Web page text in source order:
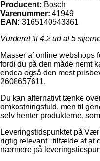
Producent: Bosch
Varenummer: 41949
EAN: 3165140543361
Vurderet til 4.2 ud af 5
Masser af online webshops
fordi du på den måde nemt
endda også den mest
2608657611.
Du kan alternativt tænke
omkostningsfuld, men til
selv henter produkterne,
Leveringstidspunktet på
rigtig relevant i tilfælde af at
nærmere på